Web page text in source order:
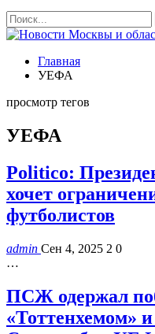
Главная
УЕФА
просмотр тегов
УЕФА
Politico:
хочет
футболистов
admin Сен 4, 2025 2 0
…
ПСЖ одержал
«Тоттенхемом»